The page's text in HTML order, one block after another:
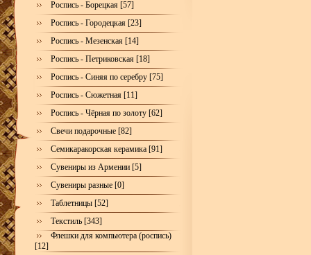
Роспись - Борецкая [57]
Роспись - Городецкая [23]
Роспись - Мезенская [14]
Роспись - Петриковская [18]
Роспись - Синяя по серебру [75]
Роспись - Сюжетная [11]
Роспись - Чёрная по золоту [62]
Свечи подарочные [82]
Семикаракорская керамика [91]
Сувениры из Армении [5]
Сувениры разные [0]
Таблетницы [52]
Текстиль [343]
Флешки для компьютера (роспись)
[12]